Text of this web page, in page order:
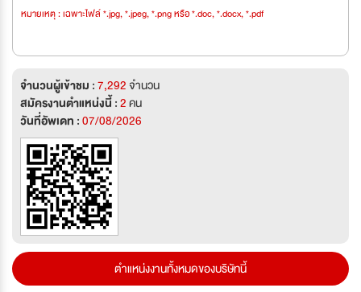
หมายเหตุ : เฉพาะไฟล์ *.jpg, *.jpeg, *.png หรือ *.doc, *.docx, *.pdf
จำนวนผู้เข้าชม :7,292จำนวน
สมัครงานตำแหน่งนี้ :2คน
วันที่อัพเดท :07/08/2026
ตำแหน่งงานทั้งหมดของบริษัทนี้